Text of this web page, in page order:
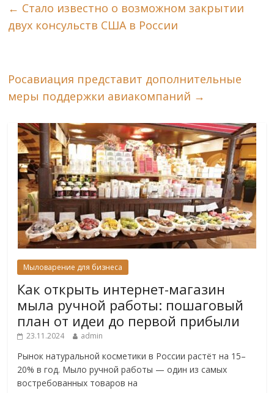
← Стало известно о возможном закрытии
двух консульств США в России
Росавиация представит дополнительные
меры поддержки авиакомпаний →
Мыловарение для бизнеса
Как открыть интернет-магазин
мыла ручной работы: пошаговый
план от идеи до первой прибыли
23.11.2024 admin
Рынок натуральной косметики в России растёт на 15–
20% в год. Мыло ручной работы — один из самых
востребованных товаров на